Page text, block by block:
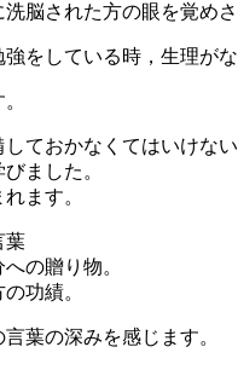
脳された方の眼を覚め
をしている時，生理が
ておかなくてはいけな
ました。
ます。
葉
の贈り物。
功績。
葉の深みを感じます。